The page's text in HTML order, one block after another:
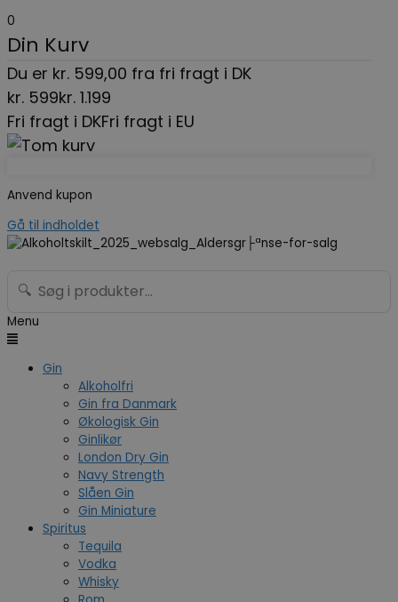
0
Din Kurv
Du er kr. 599,00 fra fri fragt i DK
kr. 599kr. 1.199
Fri fragt i DKFri fragt i EU
Anvend kupon
Gå til indholdet
🔍
Menu
Gin
Alkoholfri
Gin fra Danmark
Økologisk Gin
Ginlikør
London Dry Gin
Navy Strength
Slåen Gin
Gin Miniature
Spiritus
Tequila
Vodka
Whisky